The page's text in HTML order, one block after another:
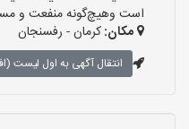
است وهیچ‌گونه منفعت و
مکان:کرمان - رفسنجان
انتقال آگهی به اول لیست